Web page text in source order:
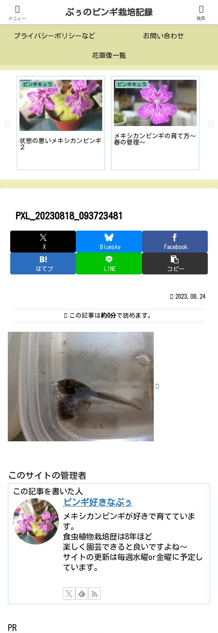
投稿一覧 このサイトについて
プライバシーポリシーなど お問い合わせ
花画像一覧
ピンギキュラ
状態の悪いメキシカンピンギ
２
ピンギキュラ
メキシカンピンギの育て方〜
春の管理〜
PXL_20230818_093723481
X Bluesky Facebook
はてブ LINE コピー
2023.08.24
この記事は約0分で読めます。
このサイトの管理者
この記事を書いた人
ピンギ好きなぷぅ
メキシカンピンギが好きで育てていま
す。
食虫植物栽培歴は8年ほど
楽しく園芸できると良いですよね〜
サイトの更新は毎週水曜or金曜に予定し
ています。
PR
メニュー
ぷぅのピンギ栽培記録
検索